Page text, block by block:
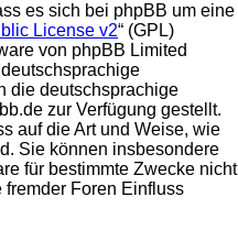
es sich bei phpBB um eine
License v2“ (GPL)
von phpBB Limited
die deutschsprachige
zur Verfügung gestellt.
auf die Art und Weise, wie
Sie können insbesondere
für bestimmte Zwecke nicht
fremder Foren Einfluss